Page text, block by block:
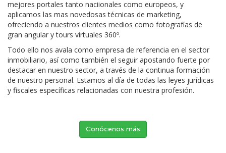
mejores portales tanto naciionales como europeos, y
aplicamos las mas novedosas técnicas de marketing,
ofreciendo a nuestros clientes medios como fotografías de
gran angular y tours virtuales 360º.
Todo ello nos avala como empresa de referencia en el sector
inmobiliario, así como también el seguir apostando fuerte por
destacar en nuestro sector, a través de la continua formación
de nuestro personal. Estamos al día de todas las leyes jurídicas
y fiscales específicas relacionadas con nuestra profesión.
Conócenos más